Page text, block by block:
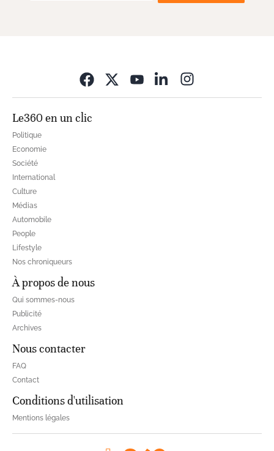
Le360 en un clic
Politique
Economie
Société
International
Culture
Médias
Automobile
People
Lifestyle
Nos chroniqueurs
À propos de nous
Qui sommes-nous
Publicité
Archives
Nous contacter
FAQ
Contact
Conditions d'utilisation
Mentions légales